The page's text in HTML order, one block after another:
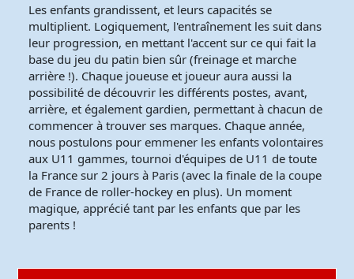
Les enfants grandissent, et leurs capacités se
multiplient. Logiquement, l'entraînement les suit dans
leur progression, en mettant l'accent sur ce qui fait la
base du jeu du patin bien sûr (freinage et marche
arrière !). Chaque joueuse et joueur aura aussi la
possibilité de découvrir les différents postes, avant,
arrière, et également gardien, permettant à chacun de
commencer à trouver ses marques. Chaque année,
nous postulons pour emmener les enfants volontaires
aux U11 gammes, tournoi d'équipes de U11 de toute
la France sur 2 jours à Paris (avec la finale de la coupe
de France de roller-hockey en plus). Un moment
magique, apprécié tant par les enfants que par les
parents !